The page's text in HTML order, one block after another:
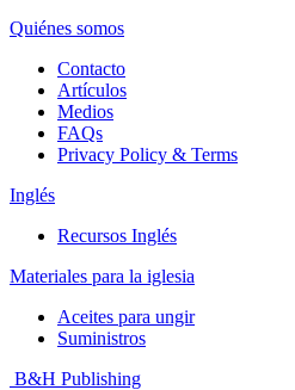
Quiénes somos
Contacto
Artículos
Medios
FAQs
Privacy Policy & Terms
Inglés
Recursos Inglés
Materiales para la iglesia
Aceites para ungir
Suministros
B&H Publishing